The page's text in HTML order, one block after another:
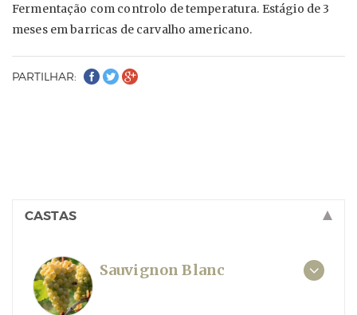
Fermentação com controlo de temperatura. Estágio de 3
meses em barricas de carvalho americano.
PARTILHAR:
CASTAS
Sauvignon Blanc